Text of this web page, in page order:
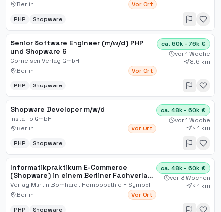
Berlin
Vor Ort
PHP Shopware
Senior Software Engineer (m/w/d) PHP
und Shopware 6
Cornelsen Verlag GmbH
Berlin
Vor Ort
ca. 60k - 76k €
vor 1 Woche
8.6 km
PHP Shopware
Shopware Developer m/w/d
Instaffo GmbH
Berlin
Vor Ort
ca. 48k - 60k €
vor 1 Woche
< 1 km
PHP
Shopware
Informatikpraktikum E-Commerce
(Shopware) in einem Berliner Fachverlag
(Front/Backend)
Verlag Martin Bomhardt Homöopathie + Symbol
Berlin
Vor Ort
ca. 48k - 60k €
vor 3 Wochen
< 1 km
PHP Shopware